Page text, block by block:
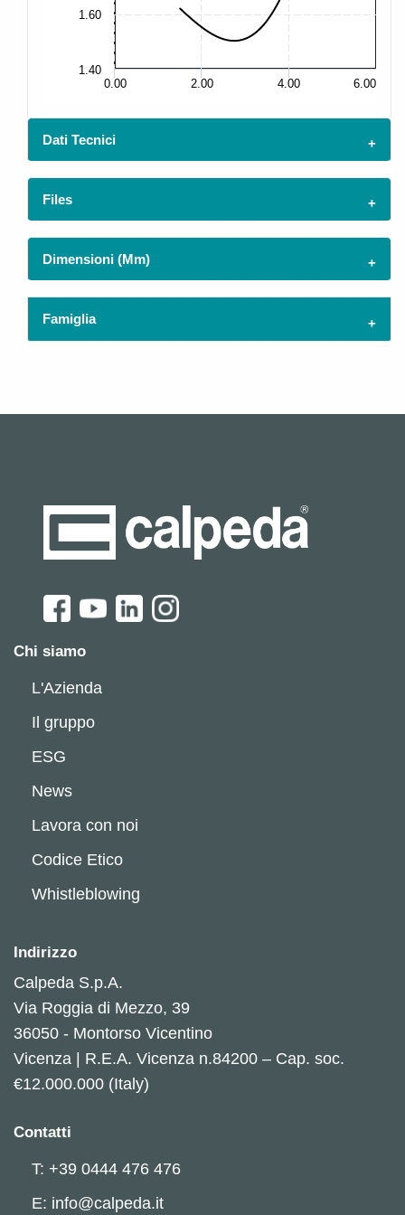
0.00 2.00 4.00 6.00
1.40
1.60
Dati Tecnici
Files
Dimensioni (mm)
Famiglia
Chi siamo
L'Azienda
Il gruppo
ESG
News
Lavora con noi
Codice Etico
Whistleblowing
Indirizzo
Calpeda S.p.A.
Via Roggia di Mezzo, 39
36050 - Montorso Vicentino
Vicenza | R.E.A. Vicenza n.84200 – Cap. soc.
€12.000.000 (Italy)
Contatti
T: +39 0444 476 476
E: info@calpeda.it